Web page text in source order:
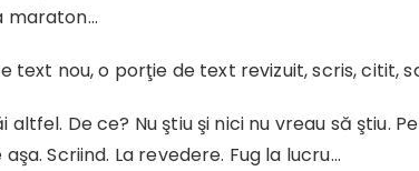
maraton…
text nou, o porţie de text revizuit, scris, citit,
altfel. De ce? Nu ştiu şi nici nu vreau să ştiu.
Scriind. La revedere. Fug la lucru…